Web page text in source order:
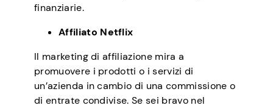
finanziarie.
Affiliato Netflix
Il marketing di affiliazione mira a
promuovere i prodotti o i servizi di
un’azienda in cambio di una commissione o
di entrate condivise. Se sei bravo nel